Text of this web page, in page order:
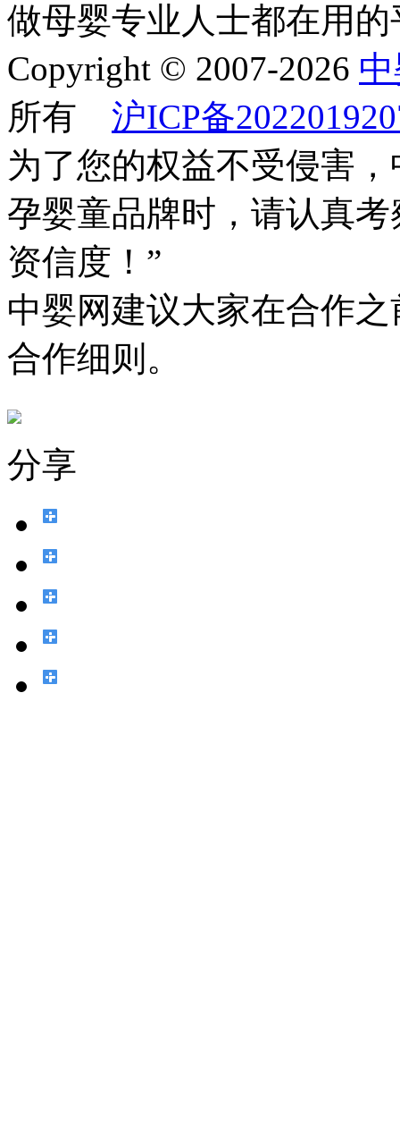
做母婴专业人士都在用的
Copyright © 2007-2026
所有 沪ICP备
为了您的权益不受侵害
孕婴童品牌时，请认真
资信度！”
中婴网建议大家在合作
合作细则。
分享